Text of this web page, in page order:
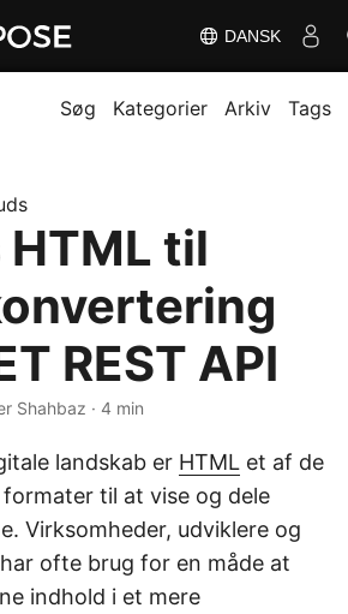
DANSK
Søg Kategorier Arkiv Tags
til
REST API
Shahbaz · 4 min
landskab er HTML et af de
til at vise og dele
Virksomheder, udviklere og
ofte brug for en måde at
indhold i et mere